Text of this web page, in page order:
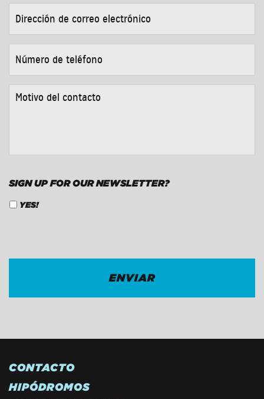
DE
CORREO
ELECTRÓNICO *
DE
TELÉFONO *
DEL
SIGN UP FOR OUR NEWSLETTER?
YES!
CONTACTO
HIPÓDROMOS